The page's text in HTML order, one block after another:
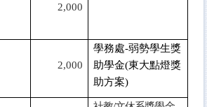
2,000
2,000
學務處-弱勢學生獎
助學金(東大點燈獎
助方案)